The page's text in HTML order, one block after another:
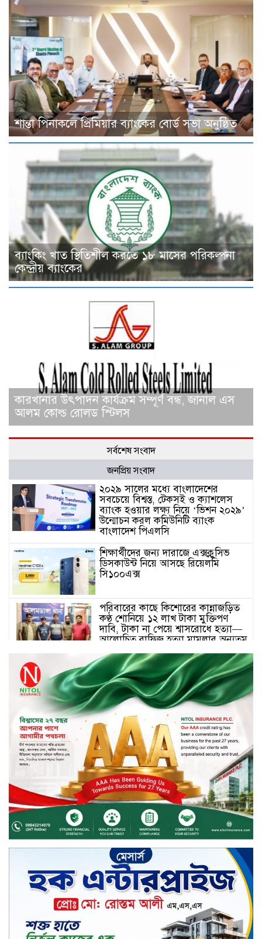
শান্তা পিনাকলে প্রিমিয়ার ব্যাংকের বোর্ড সভা অনুষ্ঠিত
ব্যাংকিং খাত স্থিতিশীল করতে ১৮ মাসের পরিকল্পনা
কেন্দ্রীয় ব্যাংকের
কারখানার উৎপাদন কার্যক্রম সম্পূর্ণ বন্ধ, জানাল এস
আলম কোল্ড রোলড স্টিলস
সর্বশেষ সংবাদ
জনপ্রিয় সংবাদ
২০২৯ সালের মধ্যে বাংলাদেশের
সবচেয়ে বিশ্বস্ত, টেকসই ও ক্যাশলেস
ব্যাংক হওয়ার লক্ষ্য নিয়ে ‘ভিশন ২০২৯’
উন্মোচন করল কমিউনিটি ব্যাংক
বাংলাদেশ পিএলসি
শিক্ষার্থীদের জন্য দারাজে এক্সক্লুসিভ
ডিসকাউন্ট নিয়ে আসছে রিয়েলমি
সি১০০এক্স
পরিবারের কাছে কিশোরের কান্নাজড়িত
কণ্ঠ শোনিয়ে ১২ লাখ টাকা মুক্তিপণ
দাবি, টাকা না পেয়ে শ্বাসরোধে হত্যা—
আলোচিত রাফিজ হত্যা মামলার অন্যতম
নড়াইলে বিএনপির ৬ নেতার
বহিষ্কারাদেশ প্রত্যাহার
দেশজুড়ে কেনাকাটায় সেরা অফার, ব্র্যান্ড
রাশ আওয়ার এবং এক্সক্লুসিভ পেমেন্ট
ডিসকাউন্ট নিয়ে এলো দারাজ ৮.৮ গ্রেট
৮ সেল
টাঙ্গাইল জেলা পরিষদের ২৩লাখ টাকার
অনুদান বিতরণ
ডিজিটাল স্ক্রিন ছেড়ে ফসলের মাঠে
শিক্ষার্থীরা; টাঙ্গাইলের মহিষমারা কলেজে
খুন্তি-কোদালে তরুণদের নতুন বিপ্লব!
শান্তা পিনাকলে প্রিমিয়ার ব্যাংকের বোর্ড
সভা অনুষ্ঠিত